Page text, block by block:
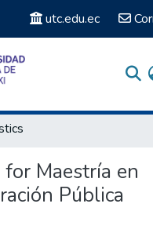
utc.edu.ec
Maestría en
Pública